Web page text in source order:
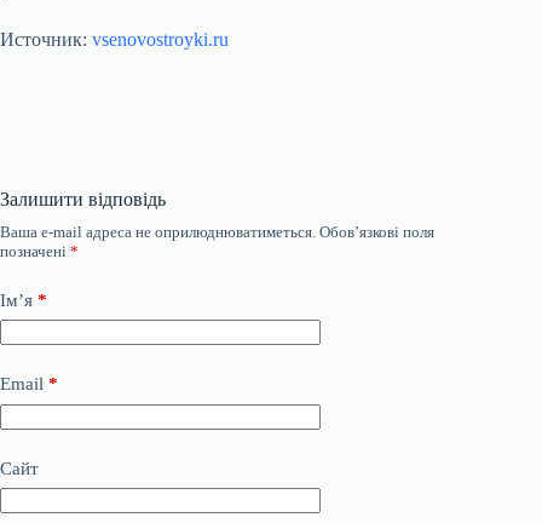
Источник: vsenovostroyki.ru
Залишити відповідь
Ваша e-mail адреса не оприлюднюватиметься. Обов’язкові поля
позначені *
Ім’я *
Email *
Сайт